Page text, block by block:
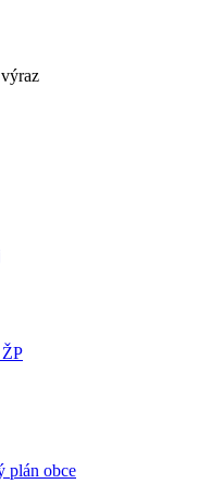
plán obce